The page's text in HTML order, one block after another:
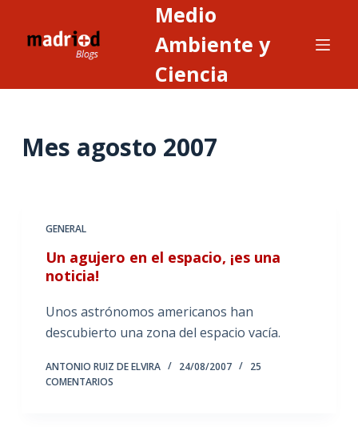
Medio
Ambiente y
Ciencia
Mes agosto 2007
GENERAL
Un agujero en el espacio, ¡es una
noticia!
Unos astrónomos americanos han
descubierto una zona del espacio vacía.
ANTONIO RUIZ DE ELVIRA 24/08/2007
25
COMENTARIOS